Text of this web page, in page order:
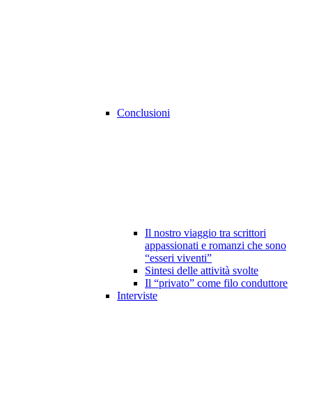
Conclusioni
Il nostro viaggio tra scrittori
appassionati e romanzi che sono
“esseri viventi”
Sintesi delle attività svolte
Il “privato” come filo conduttore
Interviste